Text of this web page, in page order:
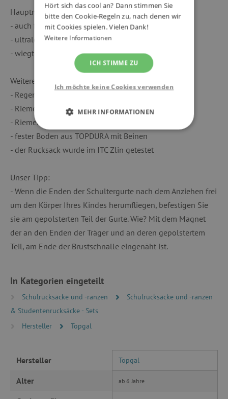
Hauptmerkmale:
- auch für kleine Erstklässler geeignet
- ultraleicht, ideal für die 1. - 3. Klasse
- wiegt weniger als 0,9 kg!
Weitere Innovationen:
- Regenbeschichtung - der Stoff wird nicht nass
- Riemen, um den Rucksack mit der Hand zu tragen
- Riemen zum Aufhängen des Rucksacks
- fester Boden aus TOPDURA mit Beinen
- der Rucksack wurde im ITC Zlin getestet
Unser Tipp:
- Wenn die Enden der Schultergurte nach dem Anziehen frei
um den Körper Ihres Kindes herumfliegen, befestigen Sie
sie am gepolsterten Teil der Gurte. Wie? Mit dem Magnet
der an den Enden der Träger und an deren gepolstertem
Teil, am Ende der Brustschnalle eingenäht ist.
In Kategorien eingeteilt
Schulrucksäcke und -ranzen
Schulrucksäcke und -ranzen
& Studentenrucksäcke - Sets
Hersteller
Topgal
Hersteller Topgal
Alter ab 6 Jahre
Hört sich das cool an? Dann stimmen Sie
bitte den Cookie-Regeln zu, nach denen wir
mit Cookies spielen. Vielen Dank!
Weitere Informationen
ICH STIMME ZU
Ich möchte keine Cookies verwenden
MEHR INFORMATIONEN
UNBEDINGT ERFORDERLICH
FUNKTIONALITÄT
Unbedingt erforderliche Cookies ermöglichen
wesentliche Kernfunktionen der Website wie die
Ohne die unbedingt erforderlichen Cookies
verwendet werden.